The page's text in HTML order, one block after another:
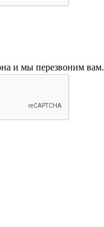
и мы перезвоним вам.